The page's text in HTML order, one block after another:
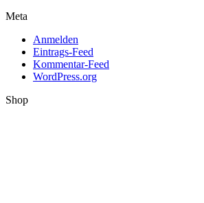
Meta
Anmelden
Eintrags-Feed
Kommentar-Feed
WordPress.org
Shop